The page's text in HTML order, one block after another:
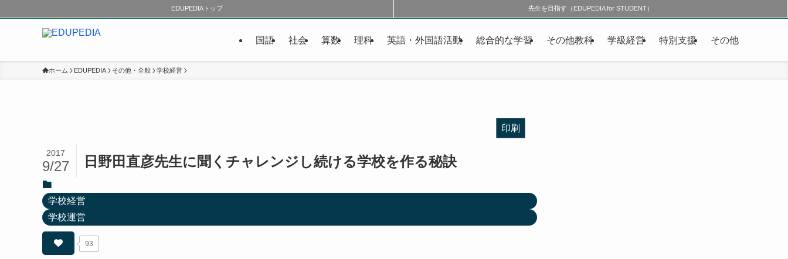
EDUPEDIAトップ 先生を目指す（EDUPEDIA for STUDENT）
国語 社会 算数 理科 英語・外国語活動 総合的な学習 その他教科 学級経営 特別支援 その他
ホーム EDUPEDIA その他・全般 学校経営
印刷
日野田直彦先生に聞くチャレンジし続ける学校を作る秘訣
2017
9/27
学校経営
学校運営
93